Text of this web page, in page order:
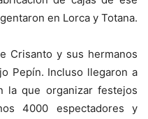
en Lorca y Totana.
Crisanto y sus hermanos
Pepín. Incluso llegaron a
la que organizar festejos
4000 espectadores y